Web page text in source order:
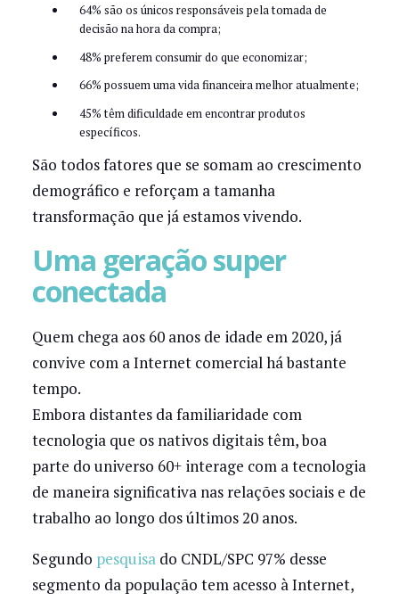
64% são os únicos responsáveis pela tomada de
decisão na hora da compra;
48% preferem consumir do que economizar;
66% possuem uma vida financeira melhor atualmente;
45% têm dificuldade em encontrar produtos
específicos.
São todos fatores que se somam ao crescimento
demográfico e reforçam a tamanha
transformação que já estamos vivendo.
Uma geração super
conectada
Quem chega aos 60 anos de idade em 2020, já
convive com a Internet comercial há bastante
tempo.
Embora distantes da familiaridade com
tecnologia que os nativos digitais têm, boa
parte do universo 60+ interage com a tecnologia
de maneira significativa nas relações sociais e de
trabalho ao longo dos últimos 20 anos.
Segundo pesquisado CNDL/SPC 97% desse
segmento da população tem acesso à Internet,